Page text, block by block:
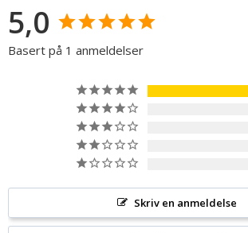
5,0
Basert på 1 anmeldelser
Skriv en anmeldelse